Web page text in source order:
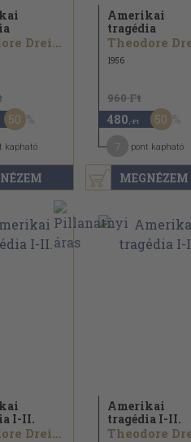
Theodore Dreiser
50
kapható
MEGNÉZEM
Amerikai
tragédia
1956
960 Ft
480 ,-Ft 50
pont kapható
I-II.
Theodore Dreiser
Amerikai
tragédia I-II.